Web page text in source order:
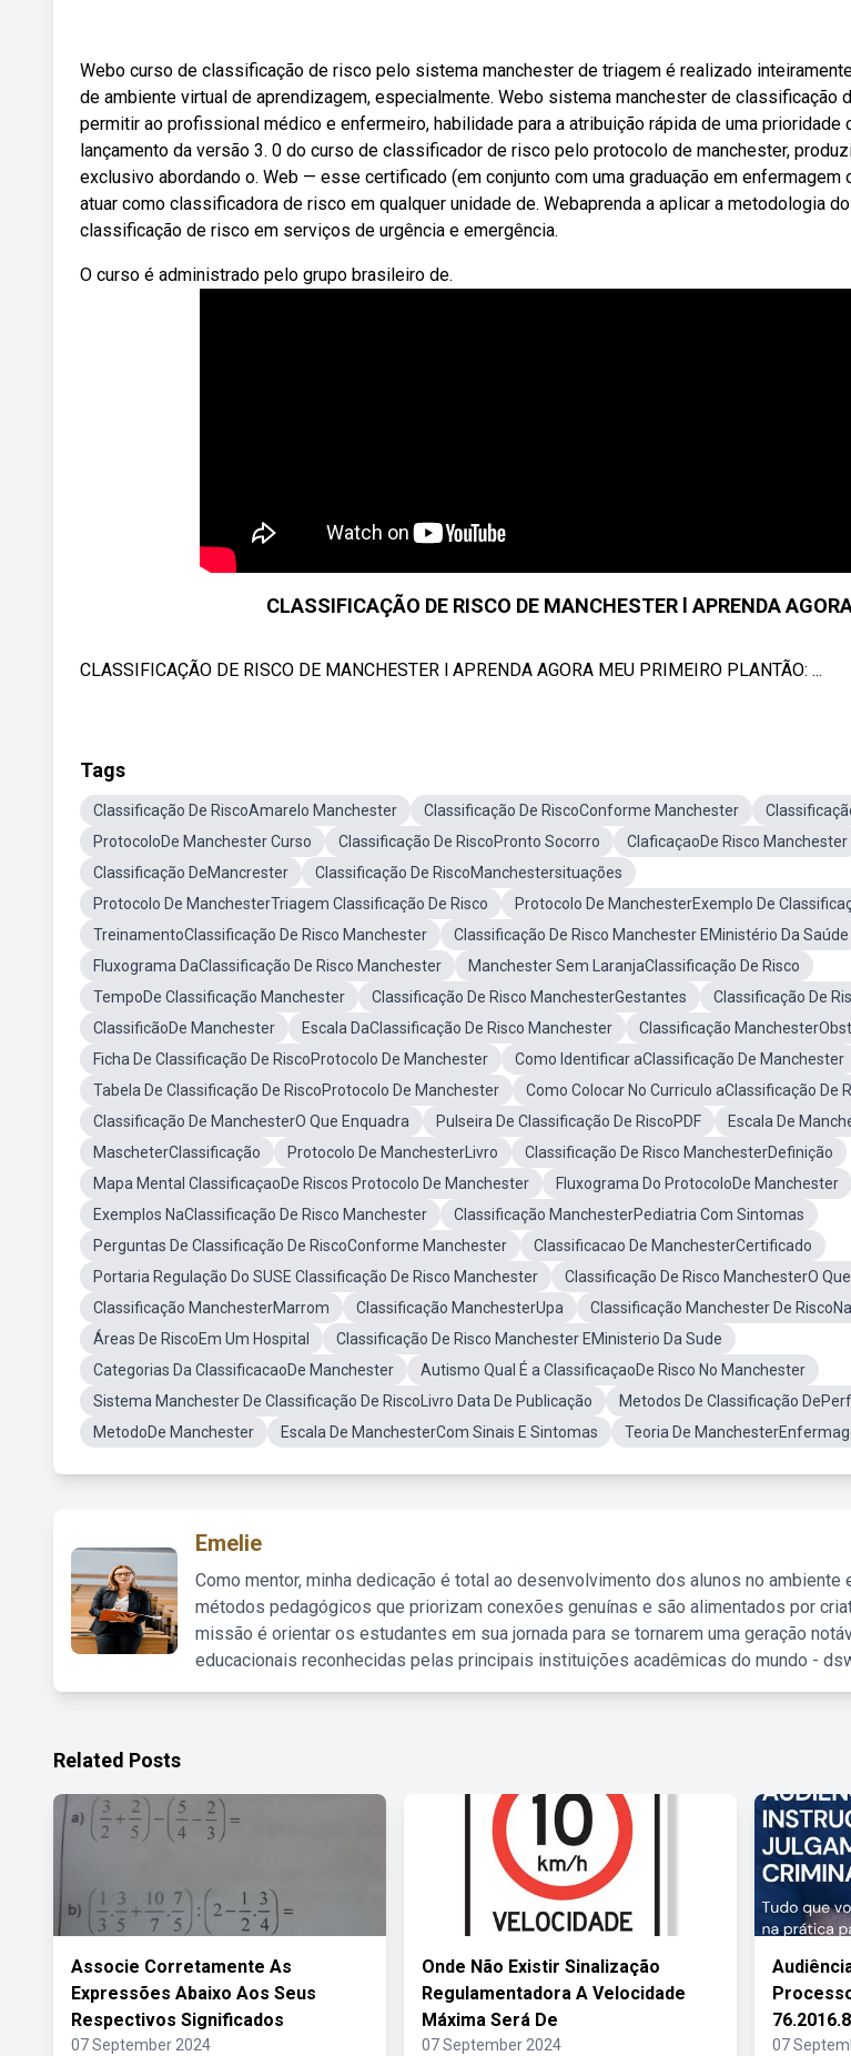
Webo curso de classificação de risco pelo sistema manchester de triagem é realizado
de ambiente virtual de aprendizagem, especialmente. Webo sistema manchester de classificação
permitir ao profissional médico e enfermeiro, habilidade para a atribuição rápida de uma prioridade
lançamento da versão 3. 0 do curso de classificador de risco pelo protocolo de manchester,
exclusivo abordando o. Web — esse certificado (em conjunto com uma graduação em enfermagem
atuar como classificadora de risco em qualquer unidade de. Webaprenda a aplicar a metodologia
classificação de risco em serviços de urgência e emergência.
O curso é administrado pelo grupo brasileiro de.
CLASSIFICAÇÃO DE RISCO DE MANCHESTER l APRENDA
CLASSIFICAÇÃO DE RISCO DE MANCHESTER l APRENDA AGORA MEU PRIMEIRO PLANTÃO: ...
Tags
Classificação De RiscoAmarelo Manchester Classificação De RiscoConforme Manchester
ProtocoloDe Manchester Curso
Classificação De RiscoPronto Socorro
ClaficaçaoDe Risco Manchester
Classificação DeMancrester
Classificação De RiscoManchestersituações
Protocolo De ManchesterTriagem Classificação De Risco
Protocolo De ManchesterExemplo De
TreinamentoClassificação De Risco Manchester
Classificação De Risco Manchester EMinistério Da Saúde
Fluxograma DaClassificação De Risco Manchester
Manchester Sem LaranjaClassificação De Risco
TempoDe Classificação Manchester
Classificação De Risco ManchesterGestantes
Classificação De
ClassificãoDe Manchester
Escala DaClassificação De Risco Manchester
Classificação
Ficha De Classificação De RiscoProtocolo De Manchester
Como Identificar aClassificação De Manchester
Tabela De Classificação De RiscoProtocolo De Manchester
Como Colocar No Curriculo aClassificação De
Classificação De ManchesterO Que Enquadra
Pulseira De Classificação De RiscoPDF
Escala De
MascheterClassificação
Protocolo De ManchesterLivro
Classificação De Risco ManchesterDefinição
Mapa Mental ClassificaçaoDe Riscos Protocolo De Manchester
Fluxograma Do ProtocoloDe Manchester
Exemplos NaClassificação De Risco Manchester
Classificação ManchesterPediatria Com Sintomas
Perguntas De Classificação De RiscoConforme Manchester
Classificacao De ManchesterCertificado
Portaria Regulação Do SUSE Classificação De Risco Manchester
Classificação De Risco ManchesterO
Classificação ManchesterMarrom
Classificação ManchesterUpa
Classificação Manchester De
Áreas De RiscoEm Um Hospital
Classificação De Risco Manchester EMinisterio Da Sude
Categorias Da ClassificacaoDe Manchester
Autismo Qual É a ClassificaçaoDe Risco No Manchester
Sistema Manchester De Classificação De RiscoLivro Data De Publicação
Metodos De Classificação
MetodoDe Manchester
Escala De ManchesterCom Sinais E Sintomas Teoria De
Emelie
Como mentor, minha dedicação é total ao desenvolvimento dos alunos no ambiente
métodos pedagógicos que priorizam conexões genuínas e são alimentados por
missão é orientar os estudantes em sua jornada para se tornarem uma geração
educacionais reconhecidas pelas principais instituições acadêmicas do mundo -
Related Posts
Associe Corretamente As
Expressões Abaixo Aos Seus
Respectivos Significados
07 September 2024
Onde Não Existir Sinalização
Regulamentadora A Velocidade
Máxima Será De
07 September 2024 07